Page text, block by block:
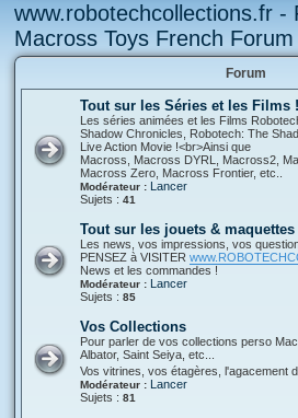
www.robotechcollections.fr -
Macross Toys French Forum
Forum
Tout sur les Séries et les Films !
Les séries animées et les Films
Shadow Chronicles, Robotech: The
Live Action Movie !<br>Ainsi que
Macross, Macross DYRL, Macross2,
Macross Zero, Macross Frontier, etc..
Modérateur : Lancer
Sujets : 41
Tout sur les jouets &
Les news, vos impressions, vos
PENSEZ à VISITER
News et les commandes !
Modérateur : Lancer
Sujets : 85
Vos Collections
Pour parler de vos collections perso
Albator, Saint Seiya, etc...
Vos vitrines, vos étagères, l'agacement
Modérateur : Lancer
Sujets : 81